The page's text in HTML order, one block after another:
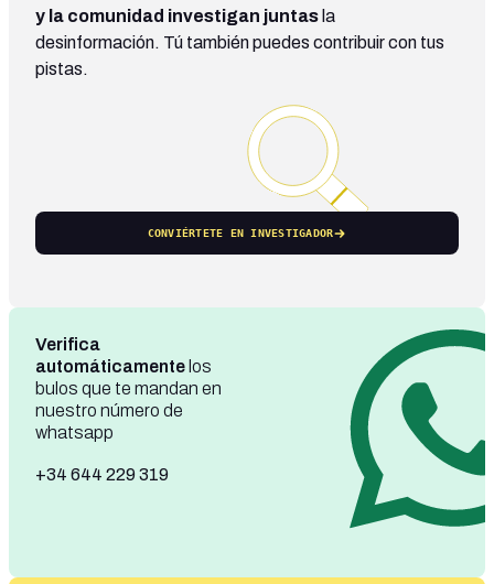
y la comunidad investigan juntas la
desinformación. Tú también puedes contribuir con tus
pistas.
CONVIÉRTETE EN INVESTIGADOR
Verifica
automáticamente los
bulos que te mandan en
nuestro número de
whatsapp
+34 644 229 319